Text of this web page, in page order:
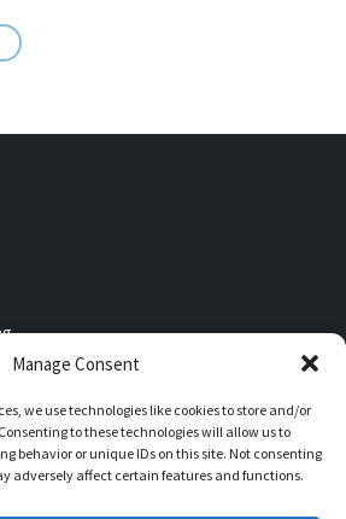
Manage Consent
we use technologies like cookies to store and/or
to these technologies will allow us to
behavior or unique IDs on this site. Not consenting
adversely affect certain features and functions.
immer auf dem Laufenden mit